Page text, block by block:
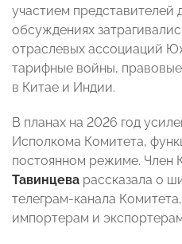
участием представителей
обсуждениях
отраслевых ассоциаций
тарифные войны,
в Китае и Индии.
В планах на 2026 год
Исполкома Комитета,
постоянном режиме. Член
Тавинцева рассказала о
телеграм-канала
импортерам и